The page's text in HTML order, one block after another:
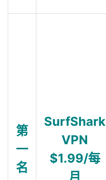
第
一
名
SurfShark
VPN
$1.99/每
月